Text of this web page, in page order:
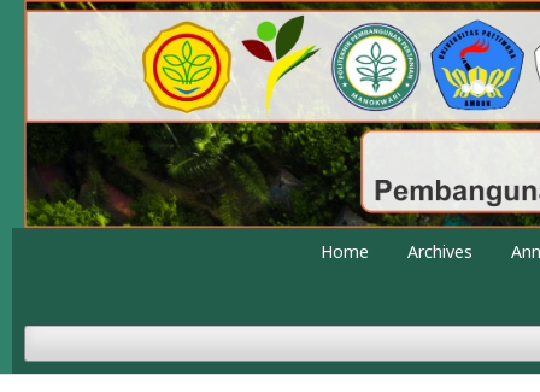
Home Archives